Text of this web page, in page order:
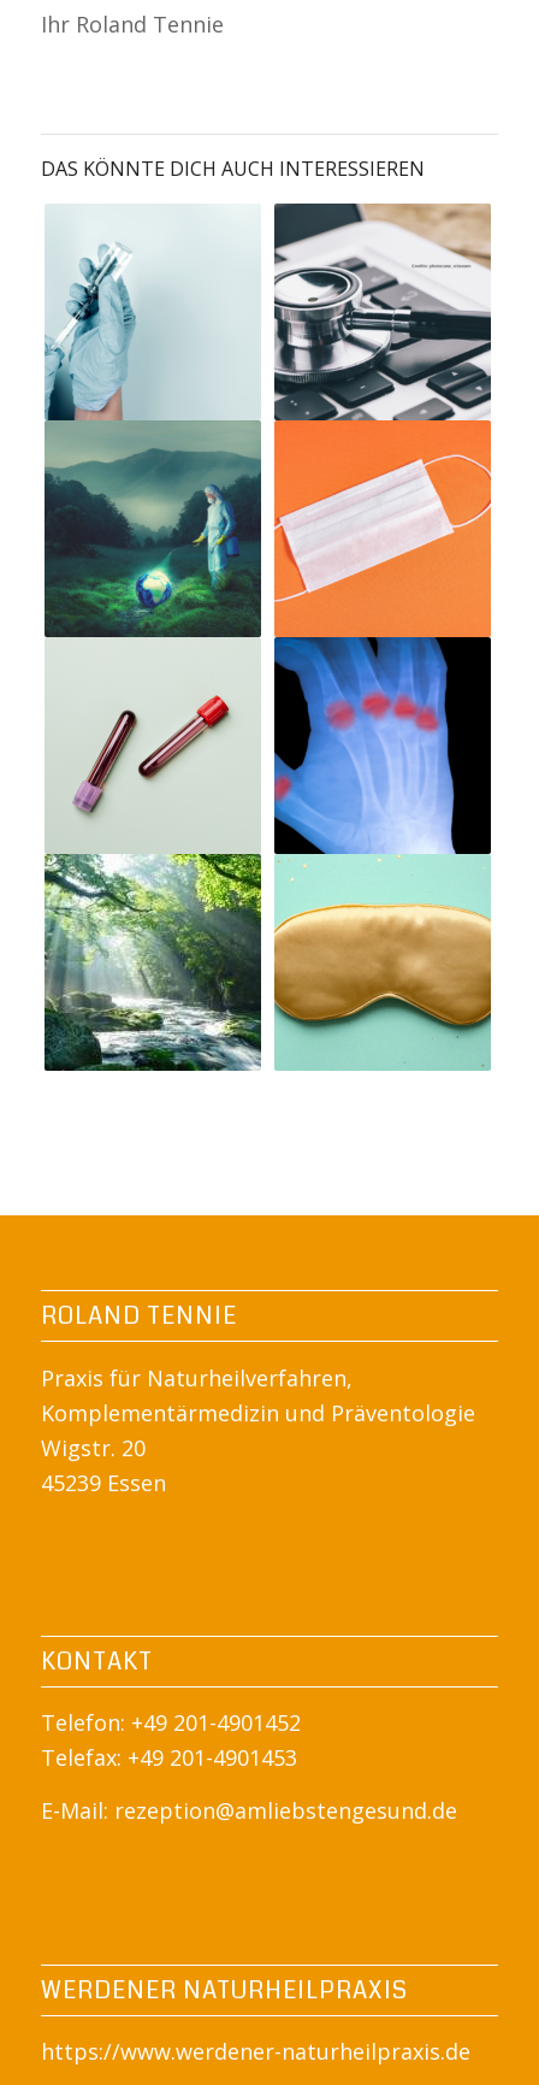
Ihr Roland Tennie
DAS KÖNNTE DICH AUCH INTERESSIEREN
ROLAND TENNIE
Praxis für Naturheilverfahren,
Komplementärmedizin und Präventologie
Wigstr. 20
45239 Essen
KONTAKT
Telefon: +49 201-4901452
Telefax: +49 201-4901453
E-Mail: rezeption@amliebstengesund.de
WERDENER NATURHEILPRAXIS
https://www.werdener-naturheilpraxis.de